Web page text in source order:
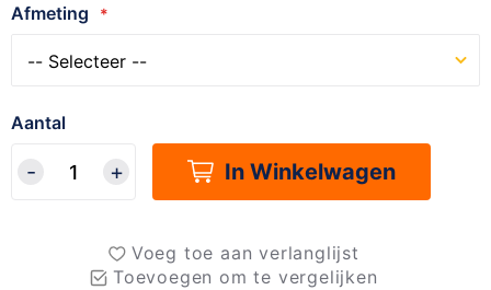
Afmeting
Aantal
In Winkelwagen
Voeg toe aan verlanglijst
Toevoegen om te vergelijken